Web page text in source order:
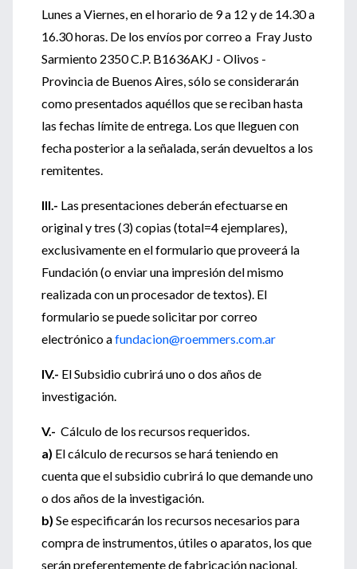
Lunes a Viernes, en el horario de 9 a 12 y de 14.30 a
16.30 horas. De los envíos por correo a Fray Justo
Sarmiento 2350 C.P. B1636AKJ - Olivos -
Provincia de Buenos Aires, sólo se considerarán
como presentados aquéllos que se reciban hasta
las fechas límite de entrega. Los que lleguen con
fecha posterior a la señalada, serán devueltos a los
remitentes.
III.- Las presentaciones deberán efectuarse en
original y tres (3) copias (total=4 ejemplares),
exclusivamente en el formulario que proveerá la
Fundación (o enviar una impresión del mismo
realizada con un procesador de textos). El
formulario se puede solicitar por correo
electrónico afundacion@roemmers.com.ar
IV.- El Subsidio cubrirá uno o dos años de
investigación.
V.- Cálculo de los recursos requeridos.
a) El cálculo de recursos se hará teniendo en
cuenta que el subsidio cubrirá lo que demande uno
o dos años de la investigación.
b) Se especificarán los recursos necesarios para
compra de instrumentos, útiles o aparatos, los que
serán preferentemente de fabricación nacional.